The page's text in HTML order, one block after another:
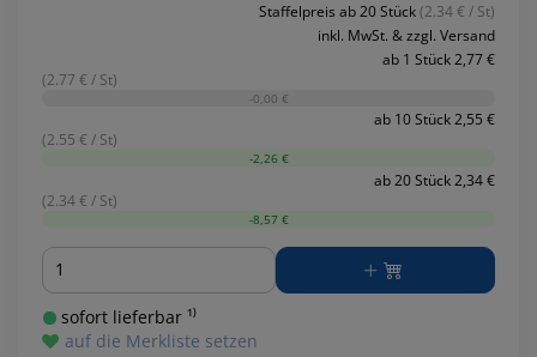
Staffelpreis ab 20 Stück(2.34 € / St)
inkl. MwSt. & zzgl. Versand
ab 1 Stück 2,77 €
(2.77 € / St)
-0,00 €
ab 10 Stück 2,55 €
(2.55 € / St)
-2,26 €
ab 20 Stück 2,34 €
(2.34 € / St)
-8,57 €
Menge
sofort lieferbar ¹⁾
auf die Merkliste setzen